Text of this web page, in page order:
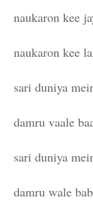
naukaron kee
naukaron kee
sari duniya
damru vaale
sari duniya
damru wale